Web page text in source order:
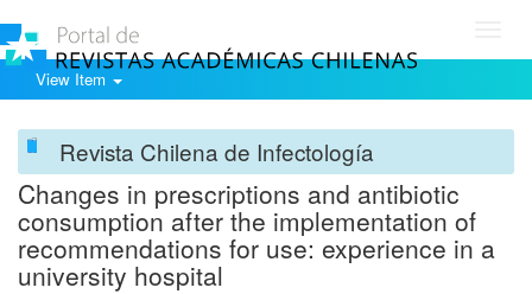
View Item
Revista Chilena de Infectología
Changes in prescriptions and antibiotic
consumption after the implementation of
recommendations for use: experience in a
university hospital